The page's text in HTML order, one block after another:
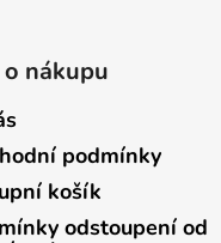
o nákupu
podmínky
košík
odstoupení od